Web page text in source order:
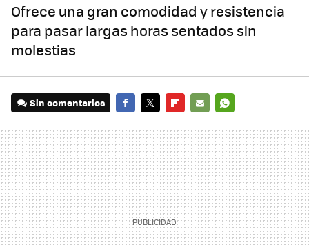
Ofrece una gran comodidad y resistencia
para pasar largas horas sentados sin
molestias
Sin comentarios
MAIL